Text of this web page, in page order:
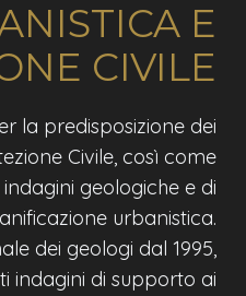
E
CIVILE
la predisposizione dei
Civile, così come
geologiche e di
urbanistica.
dei geologi dal 1995,
indagini di supporto ai